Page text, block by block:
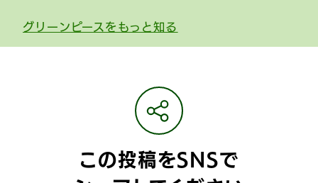
グリーンピースをもっと知る
この投稿をSNSで